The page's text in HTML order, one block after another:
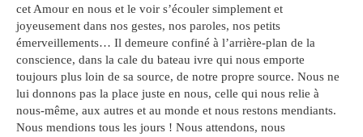
cet Amour en nous et le voir s’écouler simplement et
joyeusement dans nos gestes, nos paroles, nos petits
émerveillements… Il demeure confiné à l’arrière-plan de la
conscience, dans la cale du bateau ivre qui nous emporte
toujours plus loin de sa source, de notre propre source. Nous ne
lui donnons pas la place juste en nous, celle qui nous relie à
nous-même, aux autres et au monde et nous restons mendiants.
Nous mendions tous les jours ! Nous attendons, nous